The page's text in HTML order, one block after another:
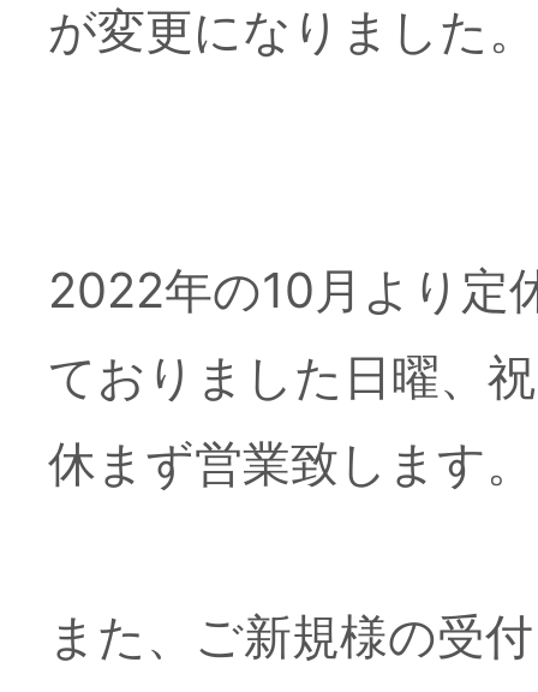
お知らせ
が変更になりました。
2022年の10月より定
ておりました日曜、
休まず営業致します。
また、ご新規様の受